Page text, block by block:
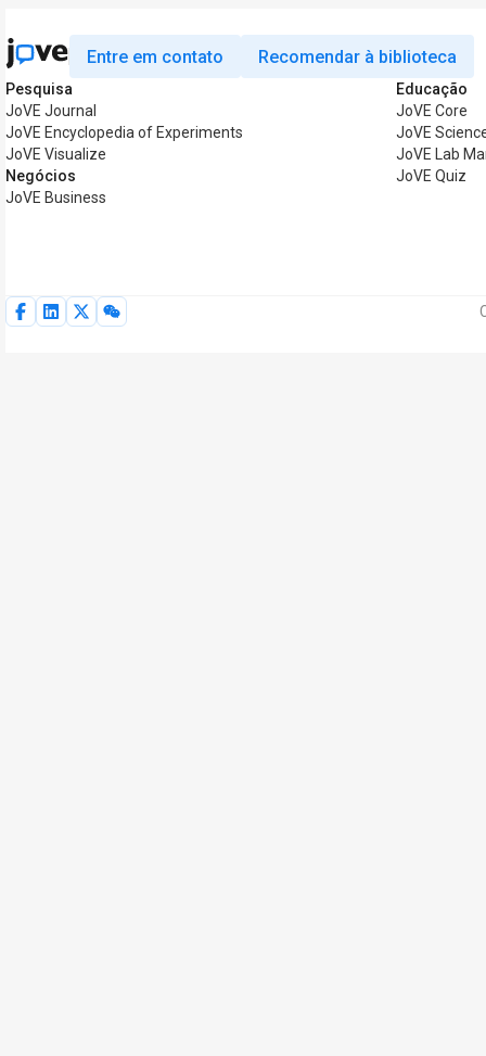
Entre em contato Recomendar à biblioteca
Pesquisa
JoVE Journal
JoVE Encyclopedia of Experiments
JoVE Visualize
Negócios
JoVE Business
Educação
JoVE Core
JoVE
JoVE Lab
JoVE Quiz